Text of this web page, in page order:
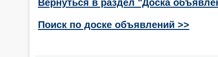
Вернуться в раздел "Доска
Поиск по доске объявлений >>